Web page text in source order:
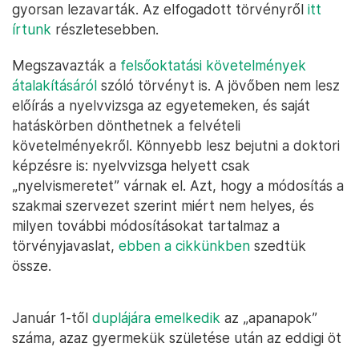
gyorsan lezavarták. Az elfogadott törvényről itt
írtunk részletesebben.
Megszavazták a felsőoktatási követelmények
átalakításáról szóló törvényt is. A jövőben nem lesz
előírás a nyelvvizsga az egyetemeken, és saját
hatáskörben dönthetnek a felvételi
követelményekről. Könnyebb lesz bejutni a doktori
képzésre is: nyelvvizsga helyett csak
„nyelvismeretet” várnak el. Azt, hogy a módosítás a
szakmai szervezet szerint miért nem helyes, és
milyen további módosításokat tartalmaz a
törvényjavaslat, ebben a cikkünkben szedtük
össze.
Január 1-től duplájára emelkedik az „apanapok”
száma, azaz gyermekük születése után az eddigi öt